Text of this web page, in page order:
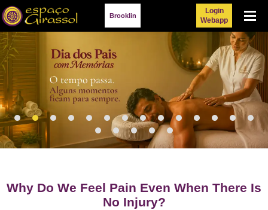
Login
WebappMenu
Brooklin
Why Do We Feel Pain Even When There Is
No Injury?